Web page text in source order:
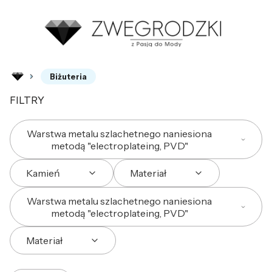
Biżuteria
FILTRY
Warstwa metalu szlachetnego naniesiona
metodą "electroplateing, PVD"
Kamień Materiał
Warstwa metalu szlachetnego naniesiona
metodą "electroplateing, PVD"
Materiał